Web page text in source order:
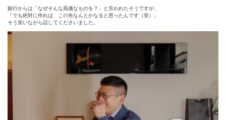
銀行からは「なぜそんな高価なものを？」と言われたそうですが、
「でも絶対に作れば、この先なんとかなると思ったんです（笑）」
そう笑いながら話してくださいました。